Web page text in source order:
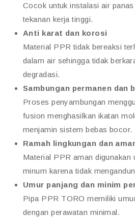
Cocok untuk instalasi air panas
tekanan kerja tinggi.
Anti karat dan korosi
Material PPR tidak bereaksi
dalam air sehingga tidak
degradasi.
Sambungan permanen dan
Proses penyambungan
fusion menghasilkan ikatan
menjamin sistem bebas bocor.
Ramah lingkungan dan
Material PPR aman digunakan
minum karena tidak
Umur panjang dan minim
Pipa PPR TORO memiliki
dengan perawatan minimal.